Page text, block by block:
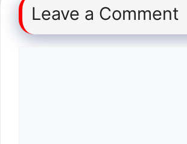
Leave a Comment